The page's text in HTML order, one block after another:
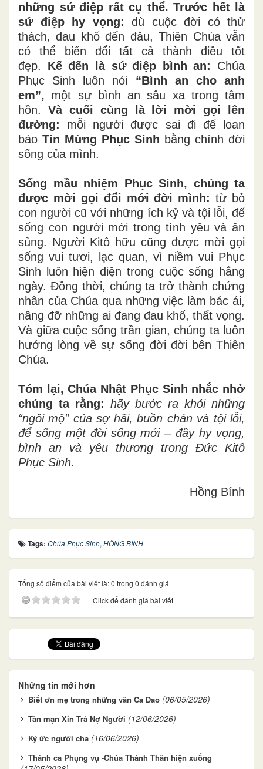
những sứ điệp rất cụ thể. Trước hết là
sứ điệp hy vọng: dù cuộc đời có thử
thách, đau khổ đến đâu, Thiên Chúa vẫn
có thể biến đổi tất cả thành điều tốt
đẹp. Kế đến là sứ điệp bình an:
Chúa
Phục Sinh luôn nói “Bình an cho anh
em”, một sự bình an sâu xa trong tâm
hồn. Và cuối cùng là lời mời gọi lên
đường: mỗi người được sai đi để loan
báo Tin Mừng Phục Sinh bằng chính đời
sống của mình.
Sống mầu nhiệm Phục Sinh, chúng ta
được mời gọi đổi mới đời mình: từ bỏ
con người cũ với những ích kỷ và tội lỗi, để
sống con người mới trong tình yêu và ân
sủng. Người Kitô hữu cũng được mời gọi
sống vui tươi, lạc quan, vì niềm vui Phục
Sinh luôn hiện diện trong cuộc sống hằng
ngày. Đồng thời, chúng ta trở thành chứng
nhân của Chúa qua những việc làm bác ái,
nâng đỡ những ai đang đau khổ, thất vọng.
Và giữa cuộc sống trần gian, chúng ta luôn
hướng lòng về sự sống đời đời bên Thiên
Chúa.
Tóm lại, Chúa Nhật Phục Sinh nhắc nhở
chúng ta rằng: hãy bước ra khỏi những
“ngôi mộ” của sợ hãi, buồn chán và tội lỗi,
để sống một đời sống mới – đầy hy vọng,
bình an và yêu thương trong Đức Kitô
Phục Sinh.
Hồng Bính
Tags: Chúa Phục Sinh, HỒNG BÍNH
Tổng số điểm của bài viết là: 0 trong 0 đánh giá
Click để đánh giá bài viết
Những tin mới hơn
Biết ơn mẹ trong những vần Ca Dao (06/05/2026)
Tản mạn Xin Trả Nợ Người (12/06/2026)
Ký ức người cha (16/06/2026)
Thánh ca Phụng vụ -Chúa Thánh Thần hiện xuống